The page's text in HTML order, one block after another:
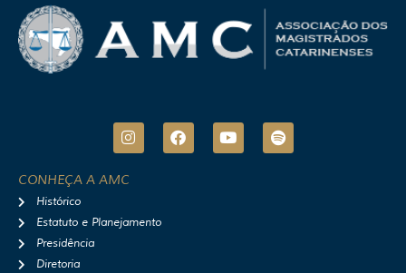
I
n
t
r
F
a
Y
o
S
p
CONHEÇA A AMC
Histórico
Estatuto e Planejamento
Presidência
Diretoria